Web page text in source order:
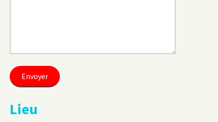
Lieu